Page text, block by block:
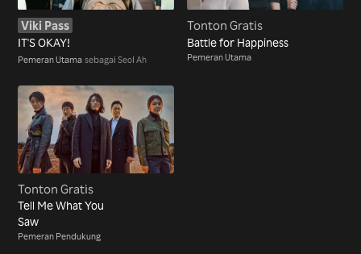
Viki Pass
IT'S OKAY!
Pemeran Utama sebagai Seol Ah
Tonton Gratis
Battle for Happiness
Pemeran Utama
Tonton Gratis
Tell Me What You
Saw
Pemeran Pendukung